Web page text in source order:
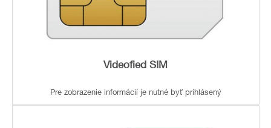
Videofied SIM
Pre zobrazenie informácií je nutné byť prihlásený